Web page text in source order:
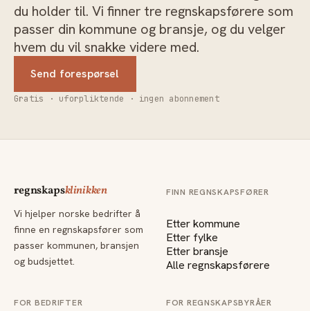
du holder til. Vi finner tre regnskapsførere som
passer din kommune og bransje, og du velger
hvem du vil snakke videre med.
Send forespørsel
Gratis · uforpliktende · ingen abonnement
regnskapsklinikken
Vi hjelper norske bedrifter å
finne en regnskapsfører som
passer kommunen, bransjen
og budsjettet.
FINN REGNSKAPSFØRER
Etter kommune
Etter fylke
Etter bransje
Alle regnskapsførere
FOR BEDRIFTER FOR REGNSKAPSBYRÅER